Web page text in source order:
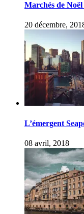
Marchés de
20 décembre,
L’émergent
08 avril, 2018